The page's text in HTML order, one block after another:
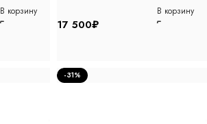
В корзину
17 500₽
В корзину
-31%